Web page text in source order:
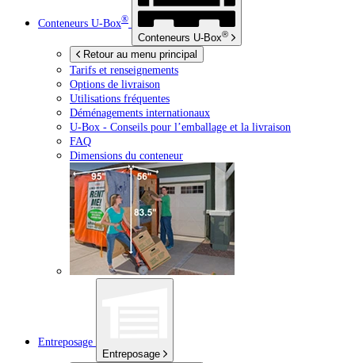
Conteneurs U-Box®
Conteneurs U-Box®
Retour au menu principal
Tarifs et renseignements
Options de livraison
Utilisations fréquentes
Déménagements internationaux
U-Box - Conseils pour l’emballage et la livraison
FAQ
Dimensions du conteneur
Entreposage
Entreposage